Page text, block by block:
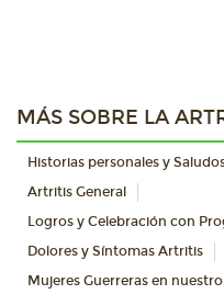
MÁS SOBRE LA
Historias personales y
Artritis General
Logros y Celebración con
Dolores y Síntomas Artritis
Mujeres Guerreras en